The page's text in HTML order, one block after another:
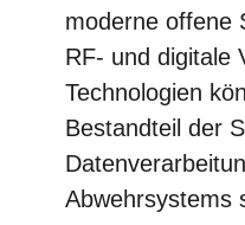
moderne offene
RF- und digitale
Technologien
Bestandteil der
Abwehrsystems